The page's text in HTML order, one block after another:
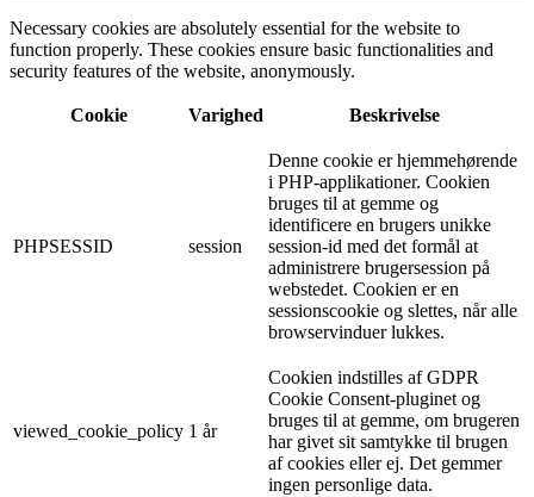
Necessary cookies are absolutely essential for the website to
function properly. These cookies ensure basic functionalities and
security features of the website, anonymously.
Cookie Varighed Beskrivelse
PHPSESSID session
Denne cookie er hjemmehørende
i PHP-applikationer. Cookien
bruges til at gemme og
identificere en brugers unikke
session-id med det formål at
administrere brugersession på
webstedet. Cookien er en
sessionscookie og slettes, når alle
browservinduer lukkes.
viewed_cookie_policy 1 år
Cookien indstilles af GDPR
Cookie Consent-pluginet og
bruges til at gemme, om brugeren
har givet sit samtykke til brugen
af ​​cookies eller ej. Det gemmer
ingen personlige data.